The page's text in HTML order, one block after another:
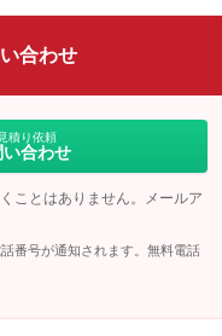
合わせ
積り依頼
合わせ
ことはありません。メールア
番号が通知されます。無料電話